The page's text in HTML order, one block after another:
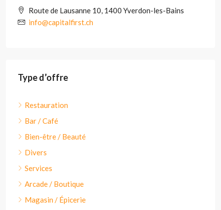
Route de Lausanne 10, 1400 Yverdon-les-Bains
info@capitalfirst.ch
Type d’offre
Restauration
Bar / Café
Bien-être / Beauté
Divers
Services
Arcade / Boutique
Magasin / Épicerie